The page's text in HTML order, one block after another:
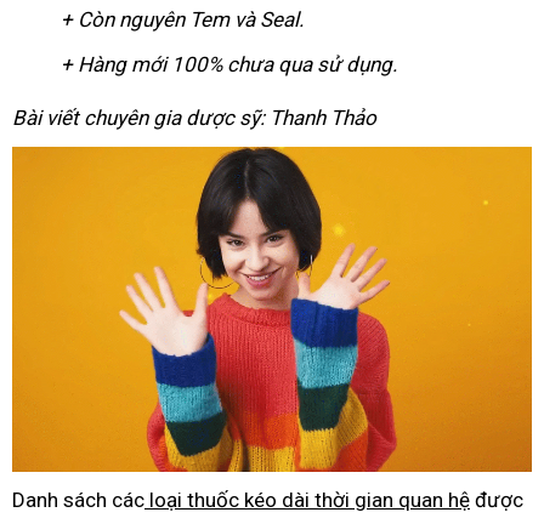
+ Còn nguyên Tem và Seal.
+ Hàng mới 100% chưa qua sử dụng.
Bài viết chuyên gia dược sỹ: Thanh Thảo
Danh sách các loại thuốc kéo dài thời gian quan hệ được